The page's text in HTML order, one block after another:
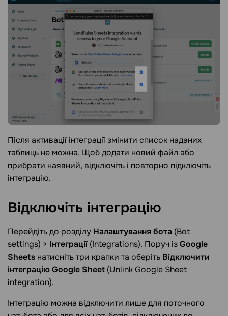
Після активації інтеграції змінити список наданих
таблиць не можна. Щоб додати новий файл або
прибрати наявний, відключіть і повторно підключіть
інтеграцію.
Відключіть інтеграцію
Перейдіть до розділу Налаштування бота (Bot
settings) > Інтеграції(Integrations). Поруч ізGoogle
Sheets натисніть три крапки та оберіть Відключити
інтеграцію Google Sheet (Unlink Google Sheet
integration).
Інтеграцію можна відключити лише для поточного